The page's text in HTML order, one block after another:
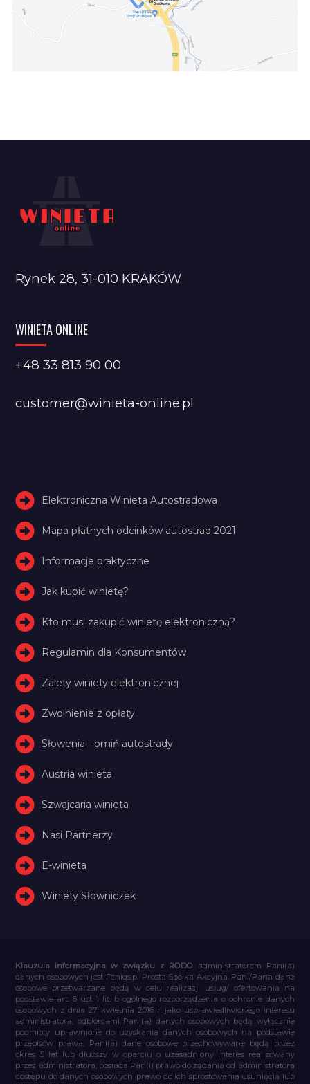
Rynek 28, 31-010 KRAKÓW
WINIETA ONLINE
+48 33 813 90 00
customer@winieta-online.pl
Elektroniczna Winieta Autostradowa
Mapa płatnych odcinków autostrad 2021
Informacje praktyczne
Jak kupić winietę?
Kto musi zakupić winietę elektroniczną?
Regulamin dla Konsumentów
Zalety winiety elektronicznej
Zwolnienie z opłaty
Słowenia - omiń autostrady
Austria winieta
Szwajcaria winieta
Nasi Partnerzy
E-winieta
Winiety Słowniczek
Klauzula informacyjna w związku z RODO administratorem Pani(a)
danych osobowych jest Feniqs.pl Prosta Spółka Akcyjna. Pani/Pana dane
osobowe przetwarzane będą w celu realizacji usług/ ofertowania na
podstawie art. 6 ust. 1 lit. b ogólnego rozporządzenia o ochronie danych
osobowych z dnia 27 kwietnia 2016 r. jako usprawiedliwionego interesu
administratora, odbiorcami Pani(a) danych osobowych będą wyłącznie
podmioty uprawnione do uzyskania danych osobowych na podstawie
przepisów prawa, Pani(a) dane osobowe przechowywane będą przez
okres 5 lat lub dłuższy w oparciu o uzasadniony interes realizowany
przez administratora, posiada Pan(i) prawo do żądania od administratora
dostępu do danych osobowych, prawo do ich sprostowania usunięcia lub